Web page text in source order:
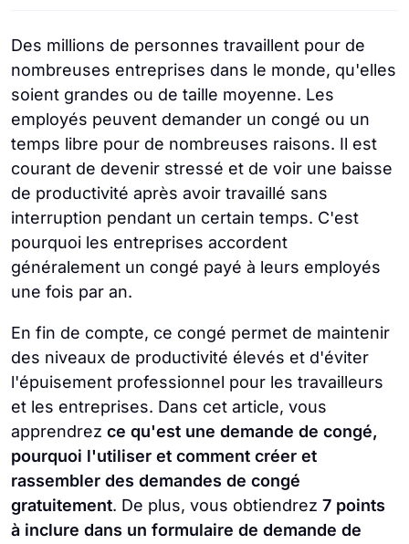
Des millions de personnes travaillent pour de
nombreuses entreprises dans le monde, qu'elles
soient grandes ou de taille moyenne. Les
employés peuvent demander un congé ou un
temps libre pour de nombreuses raisons. Il est
courant de devenir stressé et de voir une baisse
de productivité après avoir travaillé sans
interruption pendant un certain temps. C'est
pourquoi les entreprises accordent
généralement un congé payé à leurs employés
une fois par an.
En fin de compte, ce congé permet de maintenir
des niveaux de productivité élevés et d'éviter
l'épuisement professionnel pour les travailleurs
et les entreprises. Dans cet article, vous
apprendrez ce qu'est une demande de congé,
pourquoi l'utiliser et comment créer et
rassembler des demandes de congé
gratuitement. De plus, vous obtiendrez 7 points
à inclure dans un formulaire de demande de